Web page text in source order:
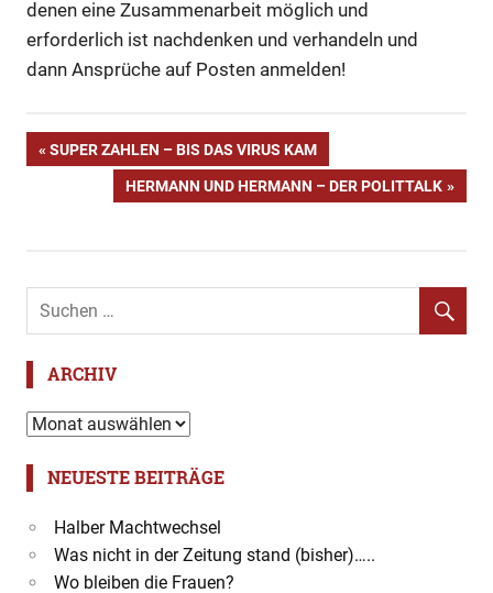
denen eine Zusammenarbeit möglich und
erforderlich ist nachdenken und verhandeln und
dann Ansprüche auf Posten anmelden!
Beitragsnavigation
VORHERIGER
BEITRAG:
SUPER ZAHLEN – BIS DAS VIRUS KAM
NÄCHSTER
HERMANN UND HERMANN – DER POLITTALK
ARCHIV
Archiv
NEUESTE BEITRÄGE
Halber Machtwechsel
Was nicht in der Zeitung stand (bisher)…..
Wo bleiben die Frauen?